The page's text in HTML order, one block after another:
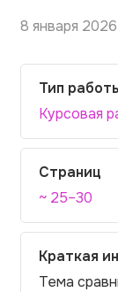
Отзывы
8 января 2026
Тип
Курсовая
Страниц
~ 25–30
Краткая
Тема